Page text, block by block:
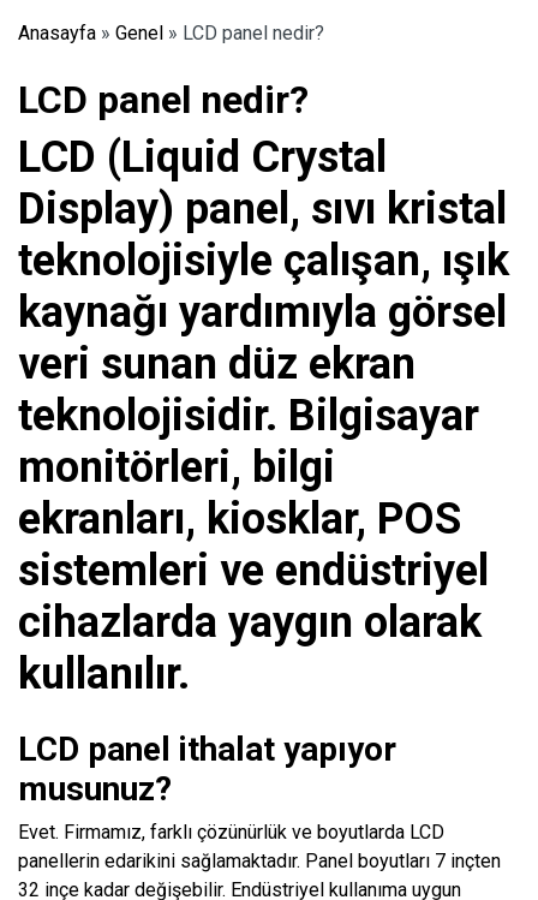
Anasayfa » Genel » LCD panel nedir?
LCD panel nedir?
LCD (Liquid Crystal
Display) panel, sıvı kristal
teknolojisiyle çalışan, ışık
kaynağı yardımıyla görsel
veri sunan düz ekran
teknolojisidir. Bilgisayar
monitörleri, bilgi
ekranları, kiosklar, POS
sistemleri ve endüstriyel
cihazlarda yaygın olarak
kullanılır.
LCD panel ithalat yapıyor
musunuz?
Evet. Firmamız, farklı çözünürlük ve boyutlarda LCD
panellerin edarikini sağlamaktadır. Panel boyutları 7 inçten
32 inçe kadar değişebilir. Endüstriyel kullanıma uygun